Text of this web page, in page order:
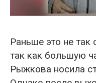
Раньше это не так
так как большую
Рыжкова носила